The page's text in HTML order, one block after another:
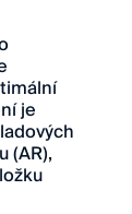
je
(AR),